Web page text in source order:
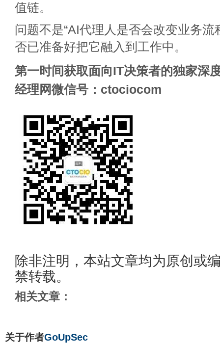
值链。
问题不是“AI代理人是否会改变业务
否已准备好把它融入到工作中。
第一时间获取面向IT决策者的独家深
经理网微信号：ctociocom
除非注明，本站文章均为原创或
禁转载。
相关文章：
关于作者GoUpSec